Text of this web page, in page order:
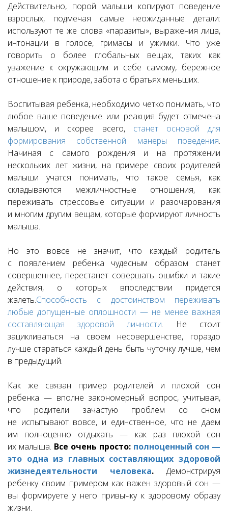
Действительно, порой малыши копируют поведение
взрослых, подмечая самые неожиданные детали:
используют те же слова «паразиты», выражения лица,
интонации в голосе, гримасы и ужимки. Что уже
говорить о более глобальных вещах, таких как
уважение к окружающим и себе самому, бережное
отношение к природе, забота о братьях меньших.
Воспитывая ребенка, необходимо четко понимать, что
любое ваше поведение или реакция будет отмечена
малышом, и скорее всего, станет основой для
формирования собственной манеры поведения.
Начиная с самого рождения и на протяжении
нескольких лет жизни, на примере своих родителей
малыши учатся понимать, что такое семья, как
складываются межличностные отношения, как
переживать стрессовые ситуации и разочарования
и многим другим вещам, которые формируют личность
малыша.
Но это вовсе не значит, что каждый родитель
с появлением ребенка чудесным образом станет
совершеннее, перестанет совершать ошибки и такие
действия, о которых впоследствии придется
жалеть.Способность с достоинством переживать
любые допущенные оплошности — не менее важная
составляющая здоровой личности. Не стоит
зацикливаться на своем несовершенстве, гораздо
лучше стараться каждый день быть чуточку лучше, чем
в предыдущий.
Как же связан пример родителей и плохой сон
ребенка — вполне закономерный вопрос, учитывая,
что родители зачастую проблем со сном
не испытывают вовсе, и единственное, что не даем
им полноценно отдыхать — как раз плохой сон
их малыша. Все очень просто: полноценный сон —
это одна из главных составляющих здоровой
жизнедеятельности человека.Демонстрируя
ребенку своим примером как важен здоровый сон —
вы формируете у него привычку к здоровому образу
жизни.